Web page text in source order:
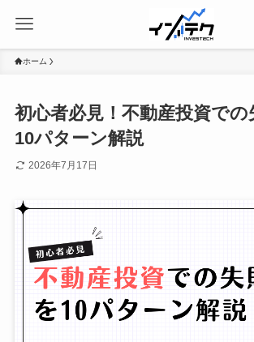
ホーム
初心者必見！不動産投資での
10パターン解説
2026年7月17日